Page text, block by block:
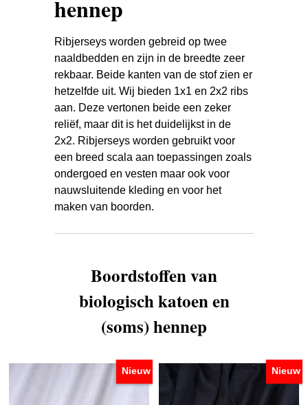
hennep
Ribjerseys worden gebreid op twee
naaldbedden en zijn in de breedte zeer
rekbaar. Beide kanten van de stof zien er
hetzelfde uit. Wij bieden 1x1 en 2x2 ribs
aan. Deze vertonen beide een zeker
reliëf, maar dit is het duidelijkst in de
2x2. Ribjerseys worden gebruikt voor
een breed scala aan toepassingen zoals
ondergoed en vesten maar ook voor
nauwsluitende kleding en voor het
maken van boorden.
Boordstoffen van
biologisch katoen en
(soms) hennep
Nieuw Nieuw